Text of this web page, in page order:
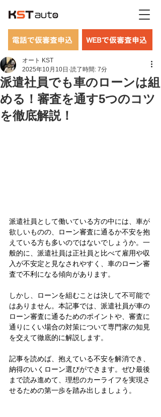
WEBで仮審査申込
電話で仮審査申込
派遣社員でも車のローンは組
める！審査を通す5つのコツ
を徹底解説！
オート KST
2025年10月10日 読了時間: 7分
派遣社員として働いている方の中には、車が
欲しいものの、ローン審査に通るか不安を抱
えている方も多いのではないでしょうか。一
般的に、派遣社員は正社員と比べて雇用や収
入が不安定と見なされやすく、車のローン審
査で不利になる傾向があります。
しかし、ローンを組むことは決して不可能で
はありません。本記事では、派遣社員が車の
ローン審査に通るためのポイントや、審査に
通りにくい場合の対策について専門家の知見
を交えて徹底的に解説します。
記事を読めば、抱えている不安を解消でき、
納得のいくローン選びができます。ぜひ最後
まで読み進めて、理想のカーライフを実現さ
せるための第一歩を踏み出しましょう。